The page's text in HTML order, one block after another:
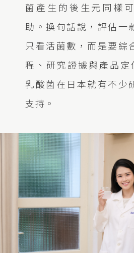
菌產生的後生元同樣
助。換句話說，評估一
只看活菌數，而是要綜
程、研究證據與產品
乳酸菌在日本就有不少
支持。